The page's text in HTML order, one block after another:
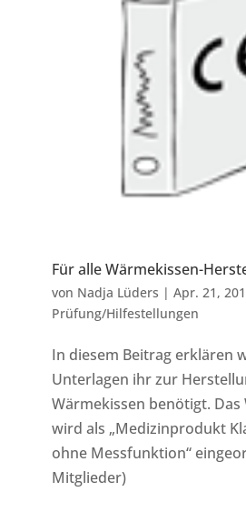
Für alle Wärmekissen-
von Nadja Lüders | Apr. 21,
Prüfung/Hilfestellungen
In diesem Beitrag erklären
Unterlagen ihr zur
Wärmekissen benötigt. Das
wird als „Medizinprodukt
ohne Messfunktion“
Mitglieder)